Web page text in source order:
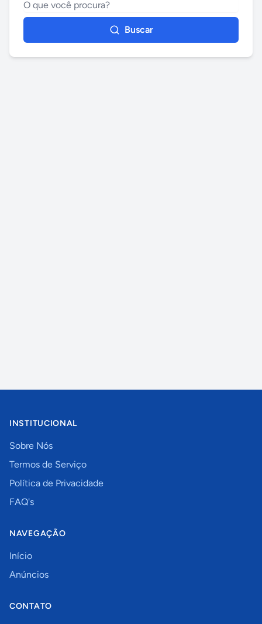
Buscar
INSTITUCIONAL
Sobre Nós
Termos de Serviço
Política de Privacidade
FAQ's
NAVEGAÇÃO
Início
Anúncios
CONTATO